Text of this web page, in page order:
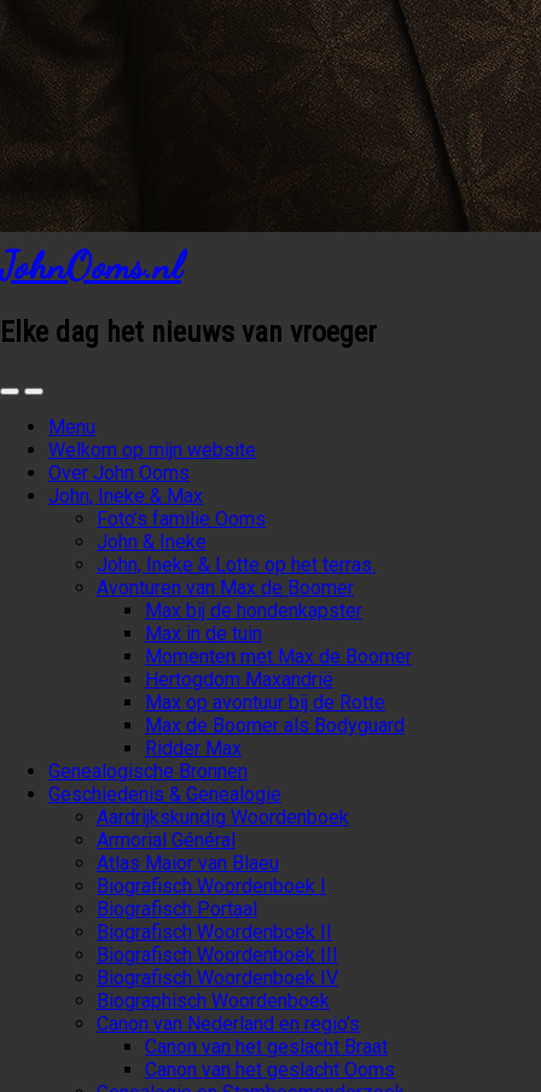
JohnOoms.nl
Elke dag het nieuws van vroeger
Menu
Welkom op mijn website
Over John Ooms
John, Ineke & Max
Foto’s familie Ooms
John & Ineke
John, Ineke & Lotte op het terras.
Avonturen van Max de Boomer
Max bij de hondenkapster
Max in de tuin
Momenten met Max de Boomer
Hertogdom Maxandrië
Max op avontuur bij de Rotte
Max de Boomer als Bodyguard
Ridder Max
Genealogische Bronnen
Geschiedenis & Genealogie
Aardrijkskundig Woordenboek
Armorial Général
Atlas Maior van Blaeu
Biografisch Woordenboek I
Biografisch Portaal
Biografisch Woordenboek II
Biografisch Woordenboek III
Biografisch Woordenboek IV
Biographisch Woordenboek
Canon van Nederland en regio’s
Canon van het geslacht Braat
Canon van het geslacht Ooms